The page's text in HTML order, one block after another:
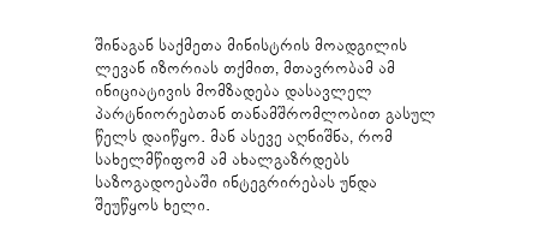
შინაგან საქმეთა მინისტრის მოადგილის
ლევან იზორიას თქმით, მთავრობამ ამ
ინიციატივის მომზადება დასავლელ
პარტნიორებთან თანამშრომლობით გასულ
წელს დაიწყო. მან ასევე აღნიშნა, რომ
სახელმწიფომ ამ ახალგაზრდებს
საზოგადოებაში ინტეგრირებას უნდა
შეუწყოს ხელი.